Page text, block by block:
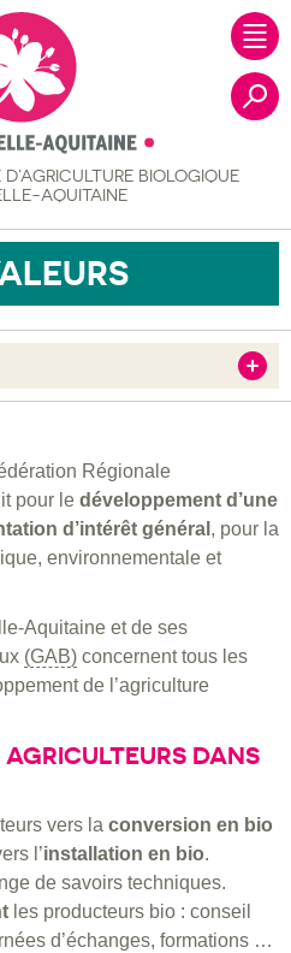
D’AGRICULTURE BIOLOGIQUE
AQUITAINE
Régionale
pour le développement d’une
d’intérêt général , pour la
environnementale et
Aquitaine et de ses
(GAB) concernent tous les
de l’agriculture
DANS
vers la conversion en bio
l’installation en bio.
de savoirs techniques.
les producteurs bio : conseil
d’échanges, formations …